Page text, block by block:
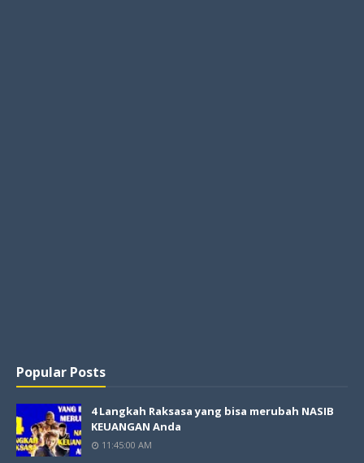
Popular Posts
4 Langkah Raksasa yang bisa merubah NASIB
KEUANGAN Anda
11:45:00 AM